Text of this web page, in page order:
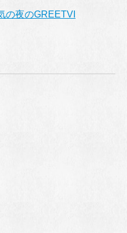
の夜のGREETVI